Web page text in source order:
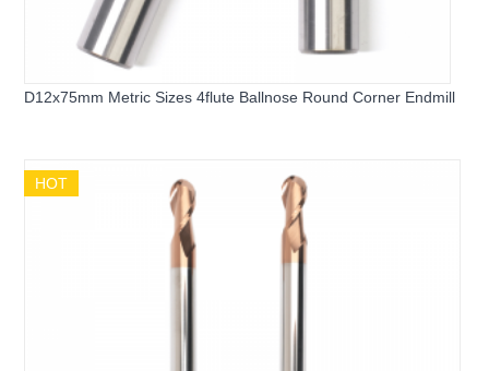
D12x75mm Metric Sizes 4flute Ballnose Round Corner Endmill
HOT